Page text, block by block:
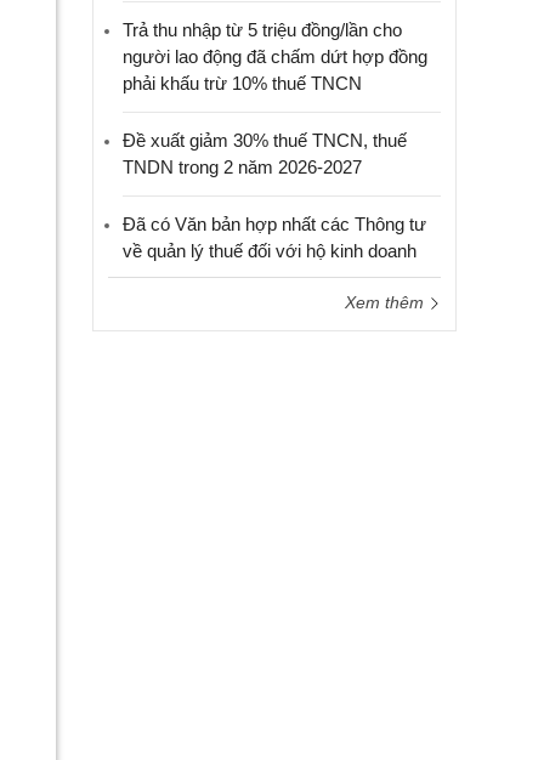
Trả thu nhập từ 5 triệu đồng/lần cho
người lao động đã chấm dứt hợp đồng
phải khấu trừ 10% thuế TNCN
Đề xuất giảm 30% thuế TNCN, thuế
TNDN trong 2 năm 2026-2027
Đã có Văn bản hợp nhất các Thông tư
về quản lý thuế đối với hộ kinh doanh
Xem thêm